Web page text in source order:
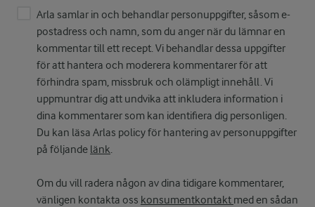
Arla samlar in och behandlar personuppgifter, såsom e-
postadress och namn, som du anger när du lämnar en
kommentar till ett recept. Vi behandlar dessa uppgifter
för att hantera och moderera kommentarer för att
förhindra spam, missbruk och olämpligt innehåll. Vi
uppmuntrar dig att undvika att inkludera information i
dina kommentarer som kan identifiera dig personligen.
Du kan läsa Arlas policy för hantering av personuppgifter
på följande länk.
Om du vill radera någon av dina tidigare kommentarer,
vänligen kontakta oss konsumentkontakt med en sådan